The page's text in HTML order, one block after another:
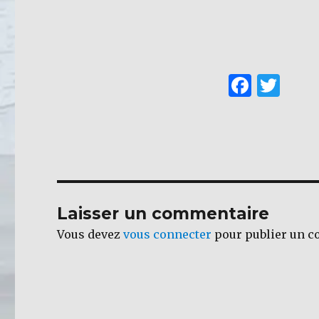
F
b
o
k
T
r
Laisser un commentaire
Vous devezvous connecter pour publier un